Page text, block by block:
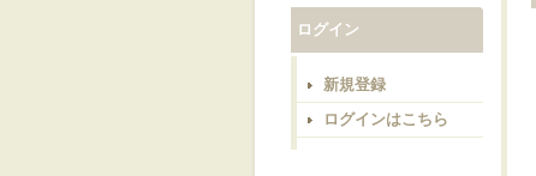
ログイン
新規登録
ログインはこちら